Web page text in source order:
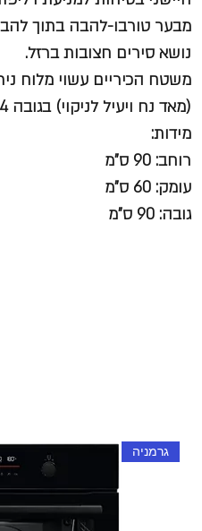
מבער טורבו-להבה בתוך
נושא סירים חצובות ברזל.
משטח הכיריים עשוי מלוח
(מאד נח ויעיל לניקוי) בגובה 4 ס"מ.
מידות:
רוחב: 90 ס"מ
עומק: 60 ס"מ
גובה: 90 ס"מ
גרמניה